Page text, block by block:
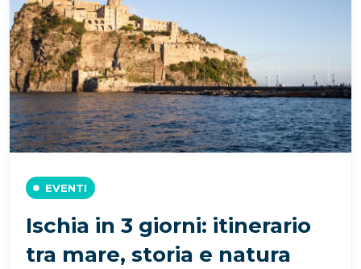
EVENTI
Ischia in 3 giorni: itinerario
tra mare, storia e natura